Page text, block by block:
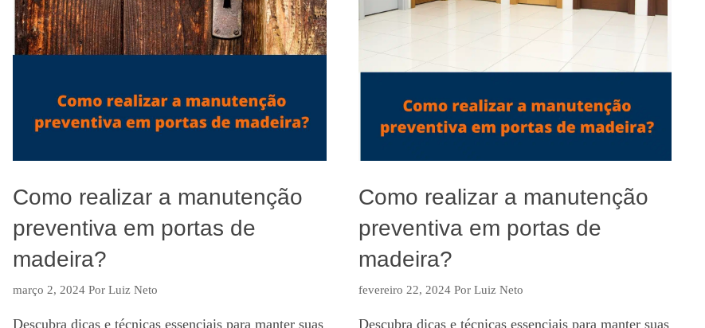
Como realizar a manutenção
preventiva em portas de
madeira?
março 2, 2024 PorLuiz Neto
Descubra dicas e técnicas essenciais para manter suas
Como realizar a manutenção
preventiva em portas de
madeira?
fevereiro 22, 2024 Por Luiz Neto
Descubra dicas e técnicas essenciais para manter suas